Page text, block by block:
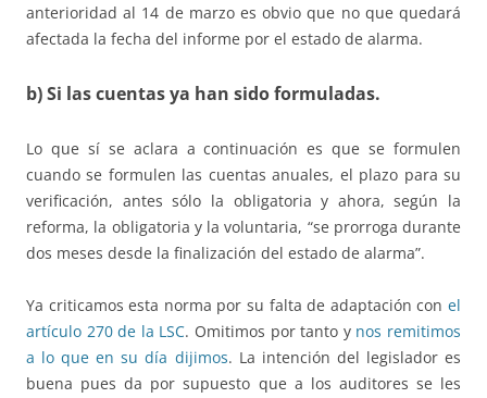
anterioridad al 14 de marzo es obvio que no que quedará
afectada la fecha del informe por el estado de alarma.
b) Si las cuentas ya han sido formuladas.
Lo que sí se aclara a continuación es que se formulen
cuando se formulen las cuentas anuales, el plazo para su
verificación, antes sólo la obligatoria y ahora, según la
reforma, la obligatoria y la voluntaria, “se prorroga durante
dos meses desde la finalización del estado de alarma”.
Ya criticamos esta norma por su falta de adaptación con el
artículo 270 de la LSC. Omitimos por tanto y nos remitimos
a lo que en su día dijimos. La intención del legislador es
buena pues da por supuesto que a los auditores se les